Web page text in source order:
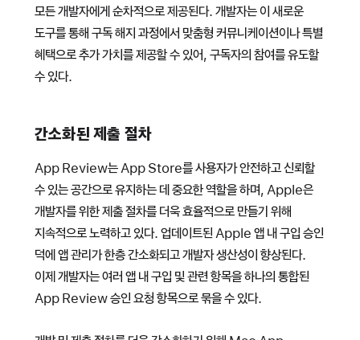
모든 개발자에게 순차적으로 제공된다. 개발자는 이 새로운
도구를 통해 구독 해지 과정에서 맞춤형 커뮤니케이션이나 특별
혜택으로 추가 가치를 제공할 수 있어, 구독자의 참여를 유도할
수 있다.
간소화된 제출 절차
App Review는 App Store를 사용자가 안전하고 신뢰할
수 있는 공간으로 유지하는 데 중요한 역할을 하며, Apple은
개발자를 위한 제출 절차를 더욱 효율적으로 만들기 위해
지속적으로 노력하고 있다. 업데이트된 Apple 앱 내 구입 승인
덕에 앱 관리가 한층 간소화되고 개발자 생산성이 향상된다.
이제 개발자는 여러 앱 내 구입 및 관련 항목을 하나의 통합된
App Review 승인 요청 항목으로 묶을 수 있다.